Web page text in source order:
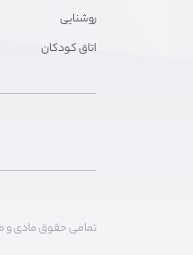
روشنایی
اتاق کودکان
تمامی حقوق مادی و